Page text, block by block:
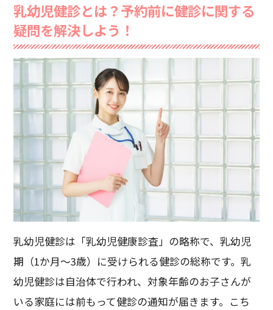
乳幼児健診とは？予約前に健診に関する
疑問を解決しよう！
乳幼児健診は「乳幼児健康診査」の略称で、乳幼児
期（1か月～3歳）に受けられる健診の総称です。乳
幼児健診は自治体で行われ、対象年齢のお子さんが
いる家庭には前もって健診の通知が届きます。こち